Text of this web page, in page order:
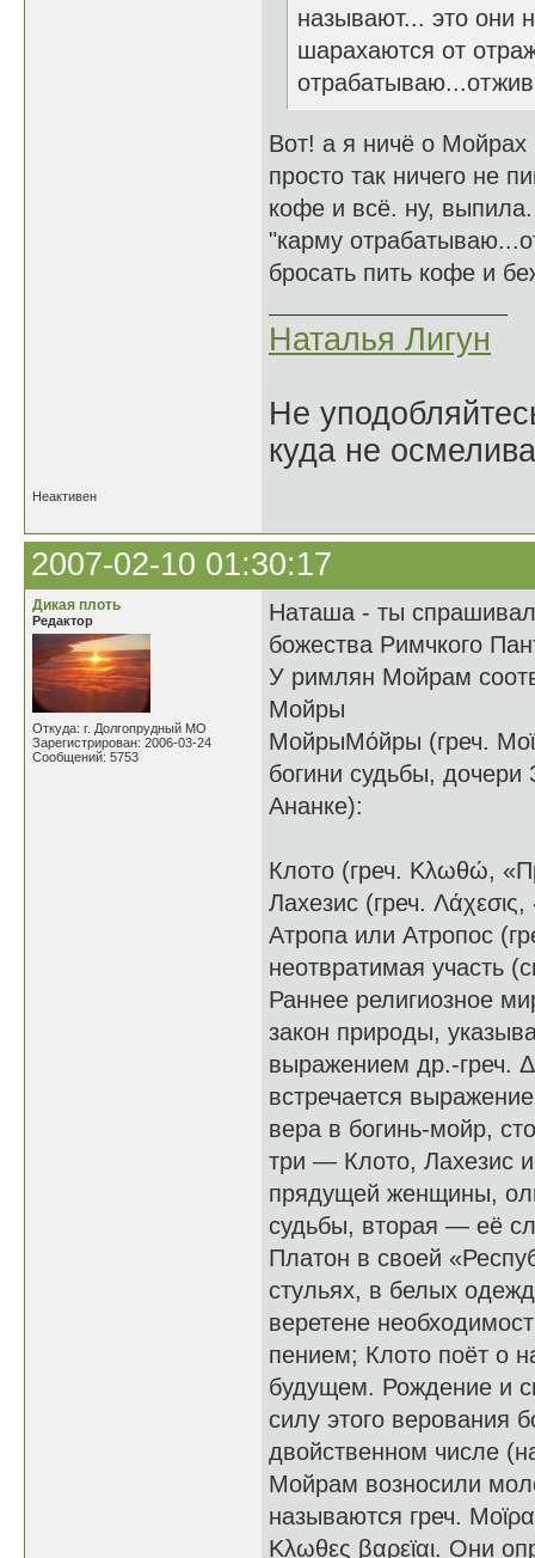
называют... это они
шарахаются от
Вот! а я ничё о
просто так ничего не
кофе и всё. ну,
"карму
бросать пить кофе и
Наталья Лигун
Не
куда не
Неактивен
2007-02-10 01:30:17
Дикая плоть
Редактор
Откуда: г. Долгопрудный МО
Зарегистрирован: 2006-03-24
Сообщений: 5753
Наташа - ты
божества Римчкого
У римлян Мойрам
Мойры
МойрыМо́йры (греч.
богини судьбы,
Ананке):
Клото (греч. Κλωθώ,
Лахезис (греч.
Атропа или Атропос
неотвратимая участь
Раннее религиозное
закон природы,
выражением др.-греч.
встречается
вера в богинь-мойр,
три — Клото, Лахезис
прядущей женщины,
судьбы, вторая — её
Платон в своей
стульях, в белых
веретене
пением; Клото поёт о
будущем. Рождение и
силу этого верования
двойственном числе
Мойрам возносили
называются греч.
Κλωθες βαρεϊαι. Они